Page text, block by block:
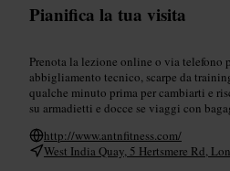
Pianifica la tua visita
Prenota la lezione online o via telefono
abbigliamento tecnico, scarpe da
qualche minuto prima per cambiarti e
su armadietti e docce se viaggi con
http://www.antnfitness.com/
West India Quay, 5 Hertsmere Rd,